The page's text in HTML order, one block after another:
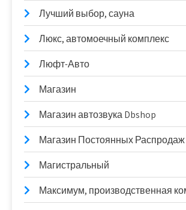
Лучший выбор, сауна
Люкс, автомоечный комплекс
Люфт-Авто
Магазин
Магазин автозвука Dbshop
Магазин Постоянных Распродаж
Магистральный
Максимум, производственная